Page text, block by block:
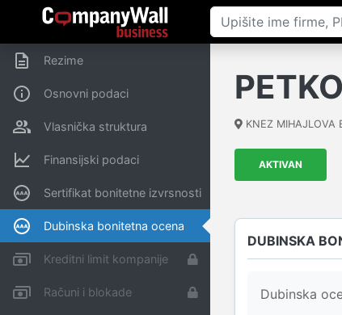
Rezime
Osnovni podaci
Vlasnička struktura
Finansijski podaci
Sertifikat bonitetne izvrsnosti
Dubinska bonitetna ocena
Kreditni limit kompanije
Računi i blokade
KNEZ MIHAJLOVA
AKTIVAN
DUBINSKA
Dubinska